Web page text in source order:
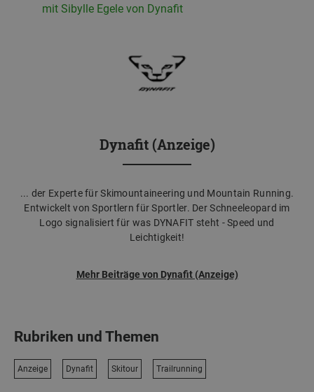
mit Sibylle Egele von Dynafit
Dynafit (Anzeige)
... der Experte für Skimountaineering und Mountain Running.
Entwickelt von Sportlern für Sportler. Der Schneeleopard im
Logo signalisiert für was DYNAFIT steht - Speed und
Leichtigkeit!
Mehr Beiträge von Dynafit (Anzeige)
Rubriken und Themen
Anzeige Dynafit Skitour Trailrunning